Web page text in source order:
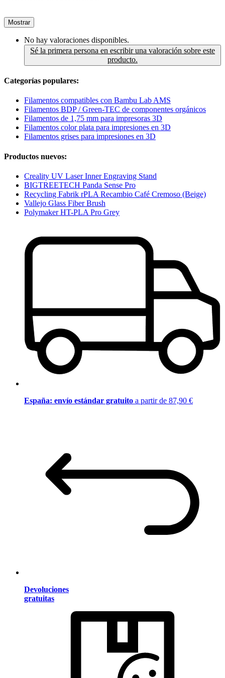
Mostrar
No hay valoraciones disponibles.
Sé la primera persona en escribir una valoración sobre este
producto.
Categorías populares:
Filamentos compatibles con Bambu Lab AMS
Filamentos BDP / Green-TEC de componentes orgánicos
Filamentos de 1,75 mm para impresoras 3D
Filamentos color plata para impresiones en 3D
Filamentos grises para impresiones en 3D
Productos nuevos:
Creality UV Laser Inner Engraving Stand
BIGTREETECH Panda Sense Pro
Recycling Fabrik rPLA Recambio Café Cremoso (Beige)
Vallejo Glass Fiber Brush
Polymaker HT-PLA Pro Grey
España: envío estándar gratuito a partir de 87,90 €
Devoluciones
gratuitas